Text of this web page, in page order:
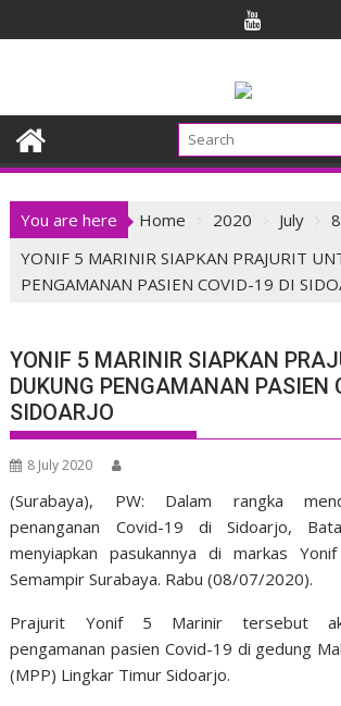
to
You are here Home 2020 July
8
YONIF 5 MARINIR SIAPKAN PRAJURIT
PENGAMANAN PASIEN COVID-19 DI
YONIF 5 MARINIR SIAPKAN
DUKUNG PENGAMANAN PASIEN
SIDOARJO
8 July 2020
(Surabaya), PW: Dalam rangka
penanganan Covid-19 di Sidoarjo,
menyiapkan pasukannya di markas
Semampir Surabaya. Rabu (08/07/2020).
Prajurit Yonif 5 Marinir tersebut
pengamanan pasien Covid-19 di gedung
(MPP) Lingkar Timur Sidoarjo.